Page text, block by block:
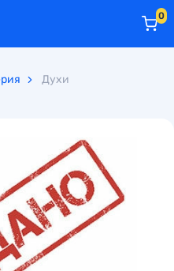
0
Духи